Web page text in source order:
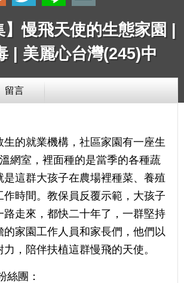
】慢飛天使的生態家園 |
| 美麗心台灣(245)中
留言
生的就業機構，社區家園有一座生
網室，裡面種的是當季的各種蔬
是這群大孩子在農場裡種菜、養殖
作時間。教保員反覆示範，大孩子
路走來，都快二十年了，一群堅持
的家園工作人員和家長們，他們以
，陪伴扶植這群慢飛的天使。
絲團：